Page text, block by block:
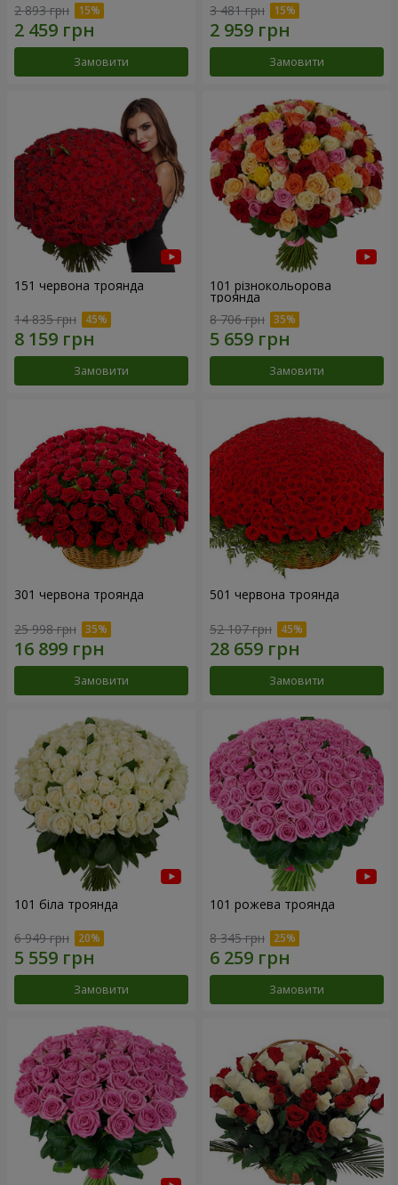
2 893 грн
Замовити
3 481 грн
Замовити
151 червона троянда
14 835 грн
Замовити
101 різнокольорова
троянда
8 706 грн
Замовити
301 червона троянда
25 998 грн
Замовити
501 червона троянда
52 107 грн
Замовити
101 біла троянда
6 949 грн
Замовити
101 рожева троянда
8 345 грн
Замовити